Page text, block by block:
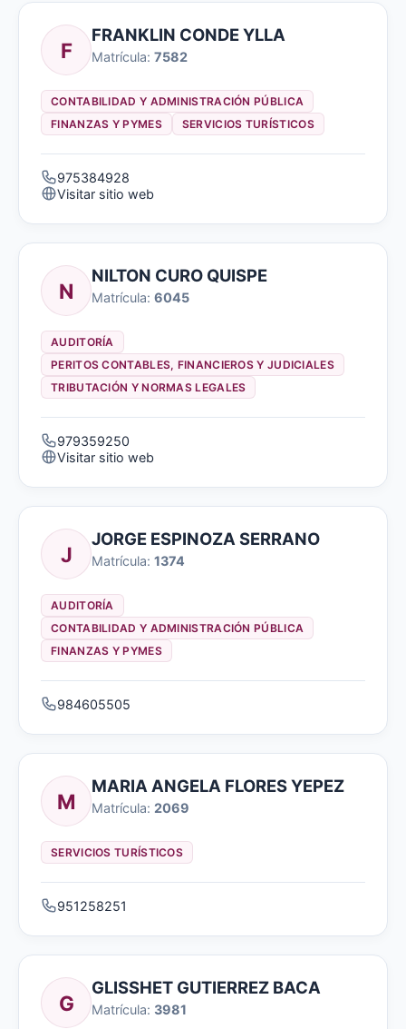
F
FRANKLIN CONDE YLLA
Matrícula: 7582
CONTABILIDAD Y ADMINISTRACIÓN PÚBLICA
FINANZAS Y PYMES
SERVICIOS TURÍSTICOS
975384928
Visitar sitio web
N
NILTON CURO QUISPE
Matrícula: 6045
AUDITORÍA
PERITOS CONTABLES, FINANCIEROS Y JUDICIALES
TRIBUTACIÓN Y NORMAS LEGALES
979359250
Visitar sitio web
J
JORGE ESPINOZA SERRANO
Matrícula: 1374
AUDITORÍA
CONTABILIDAD Y ADMINISTRACIÓN PÚBLICA
FINANZAS Y PYMES
984605505
M
MARIA ANGELA FLORES YEPEZ
Matrícula: 2069
SERVICIOS TURÍSTICOS
951258251
G
GLISSHET GUTIERREZ BACA
Matrícula: 3981